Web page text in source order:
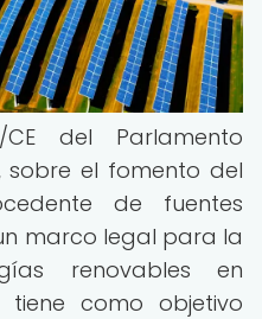
CE del Parlamento
sobre el fomento del
de fuentes
marco legal para la
renovables en
tiene como objetivo